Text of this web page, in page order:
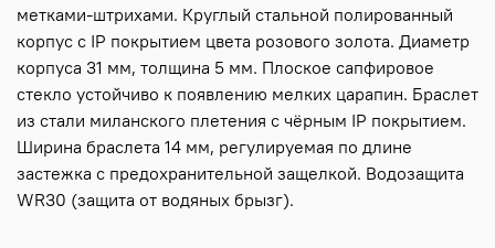
метками-штрихами. Круглый стальной полированный
корпус с IP покрытием цвета розового золота. Диаметр
корпуса 31 мм, толщина 5 мм. Плоское сапфировое
стекло устойчиво к появлению мелких царапин. Браслет
из стали миланского плетения с чёрным IP покрытием.
Ширина браслета 14 мм, регулируемая по длине
застежка с предохранительной защелкой. Водозащита
WR30 (защита от водяных брызг).